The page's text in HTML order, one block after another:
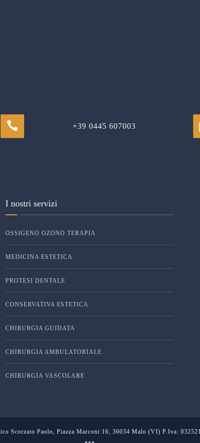
+39 0445 607003
I nostri servizi
OSSIGENO OZONO TERAPIA
MEDICINA ESTETICA
PROTESI DENTALE
CONSERVATIVA ESTETICA
CHIRURGIA GUIDATA
CHIRURGIA AMBULATORIALE
CHIRURGIA VASCOLARE
Scorzato Paolo, Piazza Marconi 16, 36034 Malo (VI) P.Iva: